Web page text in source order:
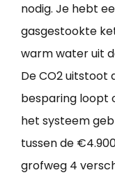
nodig. Je hebt
gasgestookte
warm water uit
De CO2 uitstoot
besparing loopt
het systeem
tussen de
grofweg 4